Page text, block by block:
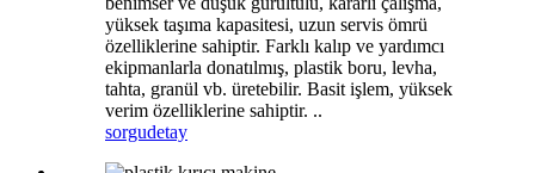
yüksek taşıma kapasitesi, uzun servis ömrü
özelliklerine sahiptir. Farklı kalıp ve yardımcı
ekipmanlarla donatılmış, plastik boru, levha,
tahta, granül vb. üretebilir. Basit işlem, yüksek
verim özelliklerine sahiptir. ..
sorgudetay